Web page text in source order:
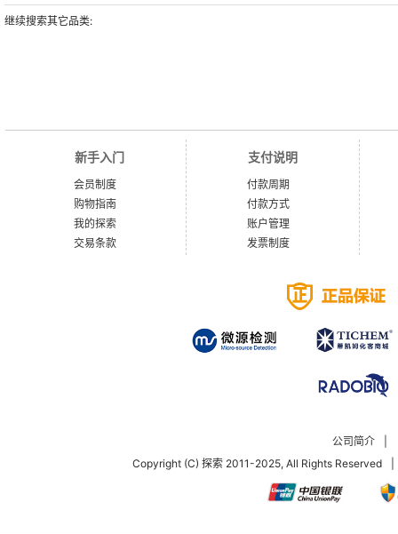
继续搜索其它品类:
新手入门
会员制度
购物指南
我的探索
交易条款
支付说明
付款周期
付款方式
账户管理
发票制度
公司简介
Copyright (C) 探索 2011-2025, All Rights Reserved